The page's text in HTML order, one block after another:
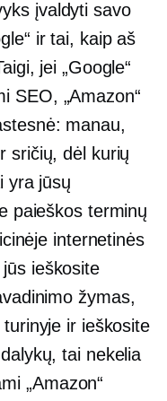
įvaldyti savo
ir tai, kaip aš
jei „Google“
SEO, „Amazon“
manau,
sričių, dėl kurių
yra jūsų
paieškos terminų
internetinės
ieškosite
žymas,
ir ieškosite
tai nekelia
„Amazon“